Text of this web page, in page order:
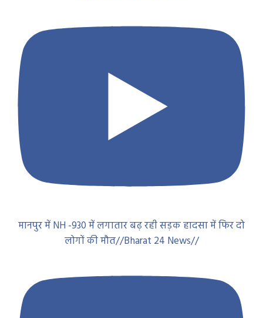
मानपुर में NH -930 में लगातार बढ़ रही सड़क हादसा में फिर दो
लोगों की मौत//Bharat 24 News//